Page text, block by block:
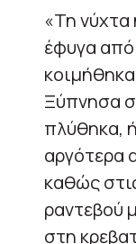
«Τη νύχτα
έφυγα
Ξύπνησα
πλύθηκα,
αργότερα
καθώς
ραντεβού
στη